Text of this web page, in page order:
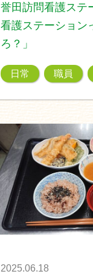
誉田訪問看護ステ
看護ステーション
ろ？」
日常 職員
2025.06.18